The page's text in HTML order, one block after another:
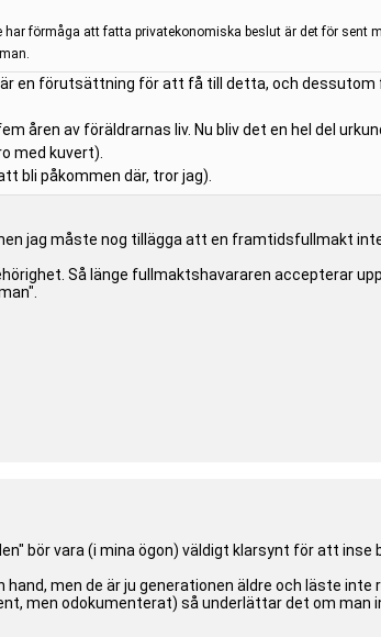
förmåga att fatta privatekonomiska beslut är det för sent
en förutsättning för att få till detta, och dessutom
åren av föräldrarnas liv. Nu bliv det en hel del
med kuvert).
bli påkommen där, tror jag).
jag måste nog tillägga att en framtidsfullmakt
Så länge fullmaktshavararen accepterar
bör vara (i mina ögon) väldigt klarsynt för att
men de är ju generationen äldre och läste inte
men odokumenterat) så underlättar det om man